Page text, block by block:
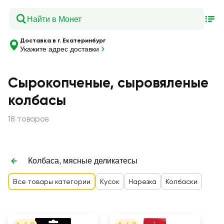
Доставка в г. Екатеринбург
Укажите адрес доставки
Сырокопченые, сыровяленые
колбасы
18 товаров
Колбаса, мясные деликатесы
Все товары категории Кусок Нарезка Колбаски